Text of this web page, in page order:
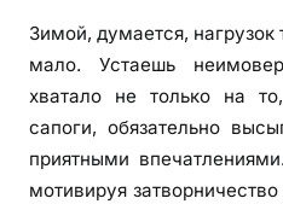
Зимой, думается, нагрузок
мало. Устаешь
хватало не только на
сапоги, обязательно
приятными
мотивируя